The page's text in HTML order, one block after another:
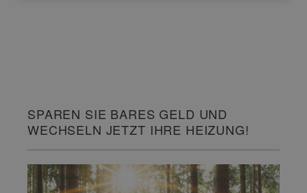
SPAREN SIE BARES GELD UND
WECHSELN JETZT IHRE HEIZUNG!